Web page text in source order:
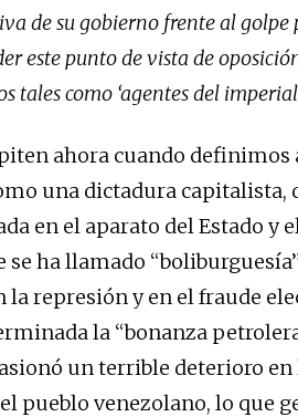
de su gobierno frente al
este punto de vista de
tales como ‘agentes del
ahora cuando definimos
una dictadura capitalista,
en el aparato del Estado y
se ha llamado
la represión y en el fraude
la “bonanza
un terrible deterioro en
pueblo venezolano, lo que